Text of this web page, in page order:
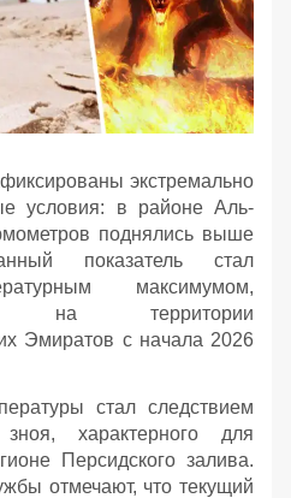
экстремально
условия: в районе Аль-
поднялись выше
показатель стал
максимумом,
на территории
Эмиратов с начала 2026
стал следствием
характерного для
Персидского залива.
отмечают, что текущий